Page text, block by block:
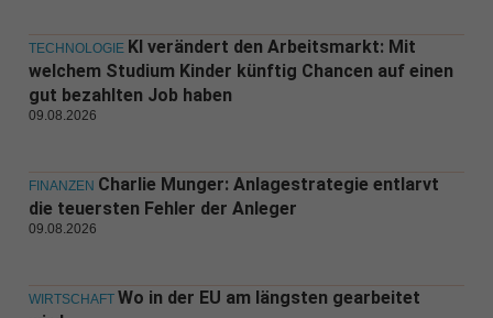
TECHNOLOGIE KI verändert den Arbeitsmarkt: Mit
welchem Studium Kinder künftig Chancen auf einen
gut bezahlten Job haben
09.08.2026
FINANZEN Charlie Munger: Anlagestrategie entlarvt
die teuersten Fehler der Anleger
09.08.2026
WIRTSCHAFT Wo in der EU am längsten gearbeitet